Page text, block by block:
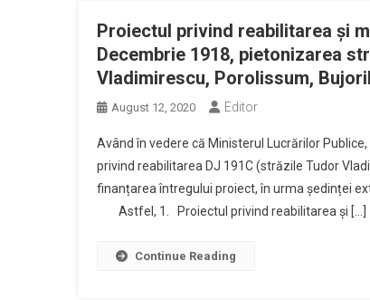
Proiectul privind reabilitarea și
Decembrie 1918, pietonizarea
Vladimirescu, Porolissum,
August 12, 2020 Editor
Având în vedere că Ministerul Lucrărilor
privind reabilitarea DJ 191C (străzile Tudor
finanțarea întregului proiect, în urma ședinței
Astfel, 1. Proiectul privind reabilitarea și […]
Continue Reading